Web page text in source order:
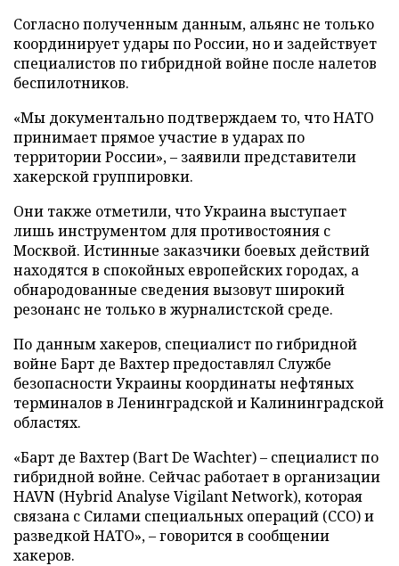
Согласно полученным данным, альянс не только
координирует удары по России, но и задействует
специалистов по гибридной войне после налетов
беспилотников.
«Мы документально подтверждаем то, что НАТО
принимает прямое участие в ударах по
территории России», – заявили представители
хакерской группировки.
Они также отметили, что Украина выступает
лишь инструментом для противостояния с
Москвой. Истинные заказчики боевых действий
находятся в спокойных европейских городах, а
обнародованные сведения вызовут широкий
резонанс не только в журналистской среде.
По данным хакеров, специалист по гибридной
войне Барт де Вахтер предоставлял Службе
безопасности Украины координаты нефтяных
терминалов в Ленинградской и Калининградской
областях.
«Барт де Вахтер (Bart De Wachter) – специалист по
гибридной войне. Сейчас работает в организации
HAVN (Hybrid Analyse Vigilant Network), которая
связана с Силами специальных операций (ССО) и
разведкой НАТО», – говорится в сообщении
хакеров.